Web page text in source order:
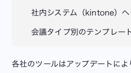
社内システム（kintone）
会議タイプ別のテンプレー
各社のツールはアップデートに